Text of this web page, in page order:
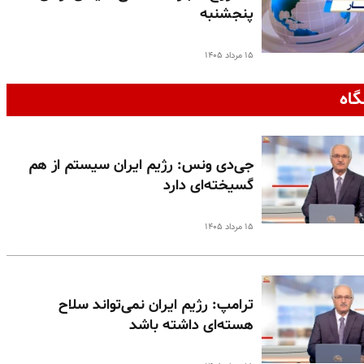
پنجشنبه
۱۵ مرداد ۱۴۰۵
جی‌دی ونس: رژیم ایران سیستم از هم
گسیخته‌ای دارد
۱۵ مرداد ۱۴۰۵
ترامپ: رژیم ایران نمی‌تواند سلاح
هسته‌ای داشته باشد